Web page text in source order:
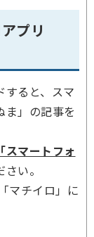
プリ
すると、スマ
ま」の記事を
「スマートフォ
い。
マチイロ」に